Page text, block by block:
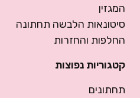
המגזין
סיטונאות הלבשה תחתונה
החלפות והחזרות
קטגוריות נפוצות
תחתונים